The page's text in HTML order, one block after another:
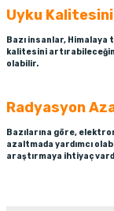
Uyku
Bazı insanlar, Himalaya
kalitesini
olabilir.
Radyasyon
Bazılarına göre,
azaltmada yardımcı
araştırmaya ihtiyaç